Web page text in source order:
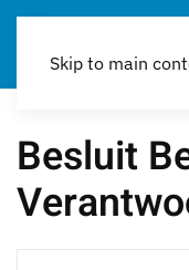
Skip to main
Besluit